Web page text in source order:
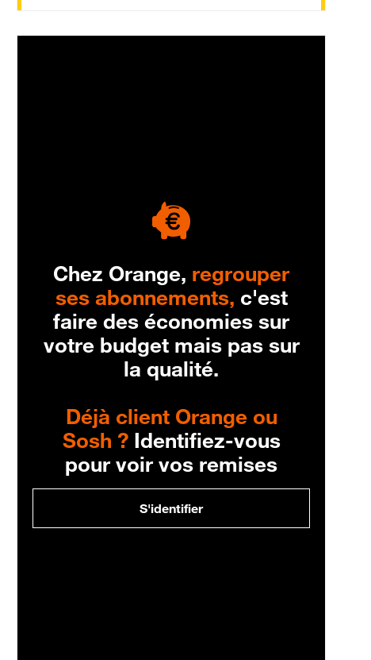
Chez Orange, regrouper
ses abonnements, c'est
faire des économies sur
votre budget mais pas sur
la qualité.
Déjà client Orange ou
Sosh ?Identifiez-vous
pour voir vos remises
S'identifier